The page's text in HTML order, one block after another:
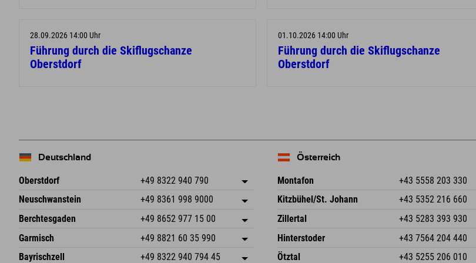
28.09.2026 14:00 Uhr
Führung durch die Skiflugschanze
Oberstdorf
01.10.2026 14:00 Uhr
Führung durch die Skiflugschanze
Oberstdorf
Deutschland
Oberstdorf +49 8322 940 790
An der Breitach 3
Deutschland
Adresse speichern
Buchen
Neuschwanstein +49 8361 998 9000
An der Riese 45
87484 Nesselwang im Allgäu
Deutschland
Adresse speichern
Buchen
Berchtesgaden +49 8652 977 15 00
Hofreitstr. 7
Deutschland
Adresse speichern
Buchen
Garmisch +49 8821 60 35 990
Frickenstraße 22
Adresse speichern
Bayrischzell +49 8322 940 794 45
Österreich
Montafon +43 5558 203 330
Dorfstr. 127b
Österreich
Adresse speichern
Buchen
Kitzbühel/St. Johann +43 5352 216 660
Speckbacherstraße 87
Österreich
Adresse speichern
Buchen
Zillertal +43 5283 393 930
Schmiedau 2
Österreich
Adresse speichern
Buchen
Hinterstoder +43 7564 204 440
Freizeitpark 10
Adresse speichern
Ötztal +43 5255 206 010